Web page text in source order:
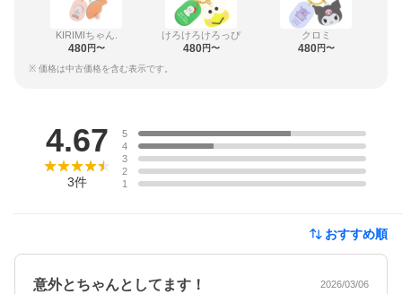
KIRIMIちゃん.
480円〜
けろけろけろっぴ
480円〜
クロミ
480円〜
※ 価格は中古価格を含む表示です。
4.67
3件
5
4
3
2
1
おすすめ順
意外とちゃんとしてます！ 2026/03/06